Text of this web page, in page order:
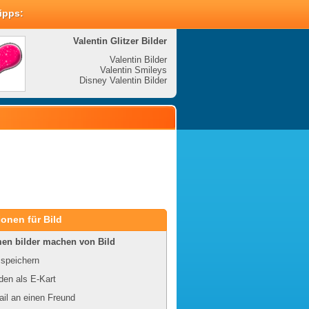
Valentin Glitzer Bilder
Valentin Bilder
Valentin Smileys
Disney Valentin Bilder
für Bild
bilder machen von Bild
als E-Kart
an einen Freund